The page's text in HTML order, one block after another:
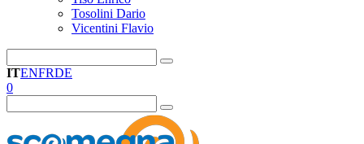
Tosolini Dario
Vicentini Flavio
ITENFRDE
0